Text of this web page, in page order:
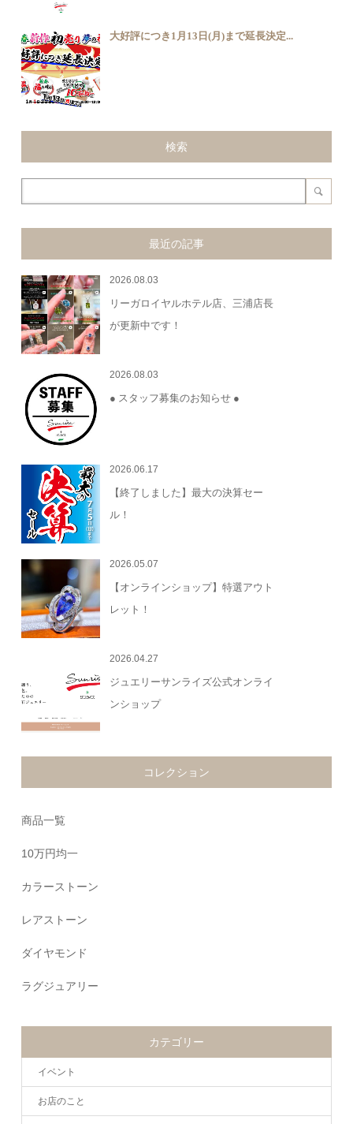
大好評につき1月13日(月)まで延長決定...
検索
最近の記事
2026.08.03
リーガロイヤルホテル店、三浦店長
が更新中です！
2026.08.03
● スタッフ募集のお知らせ ●
2026.06.17
【終了しました】最大の決算セー
ル！
2026.05.07
【オンラインショップ】特選アウト
レット！
2026.04.27
ジュエリーサンライズ公式オンライ
ンショップ
コレクション
商品一覧
10万円均一
カラーストーン
レアストーン
ダイヤモンド
ラグジュアリー
カテゴリー
イベント
お店のこと